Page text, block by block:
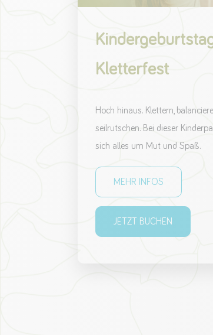
Kletterfest
Hoch hinaus. Klettern,
seilrutschen. Bei dieser
sich alles um Mut und Spaß.
MEHR INFOS
JETZT BUCHEN